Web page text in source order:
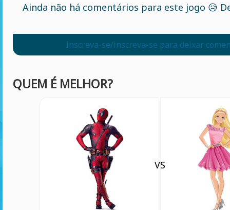
Ainda não há comentários para este jogo 😥
Inscreva-se/inscreva-se para deixar
QUEM É MELHOR?
VS